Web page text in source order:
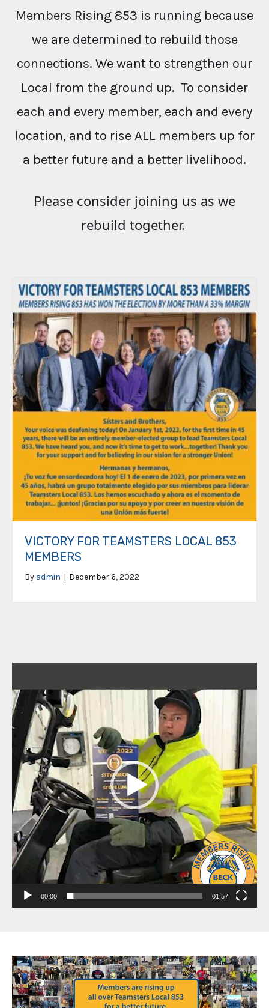
Members Rising 853 is running because
we are determined to rebuild those
connections. We want to strengthen our
Local from the ground up. To consider
each and every member, each and every
location, and to rise ALL members up for
a better future and a better livelihood.
Please consider joining us as we
rebuild together.
VICTORY FOR TEAMSTERS LOCAL 853
MEMBERS
By admin | December 6, 2022
Player
00:00 01:57